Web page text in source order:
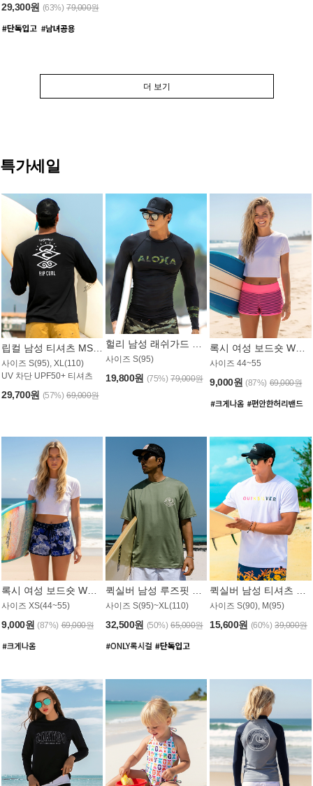
29,300원 (63%) 79,000원
더 보기
특가세일
사이즈 S(95), XL(110)
UV 차단 UPF50+ 티셔츠
29,700원 (57%) 69,000원
사이즈 S(95)
19,800원 (75%) 79,000원
사이즈 44~55
9,000원 (87%) 69,000원
사이즈 XS(44~55)
9,000원 (87%) 69,000원
사이즈 S(95)~XL(110)
32,500원 (50%) 65,000원
사이즈 S(90), M(95)
15,600원 (60%) 39,000원